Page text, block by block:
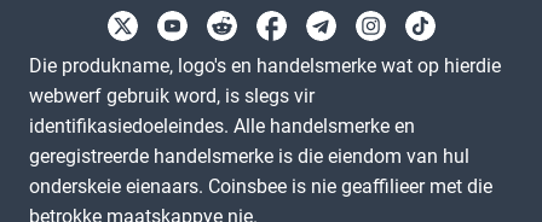
Die produkname, logo's en handelsmerke wat op hierdie
webwerf gebruik word, is slegs vir
identifikasiedoeleindes. Alle handelsmerke en
geregistreerde handelsmerke is die eiendom van hul
onderskeie eienaars. Coinsbee is nie geaffilieer met die
betrokke maatskappye nie.